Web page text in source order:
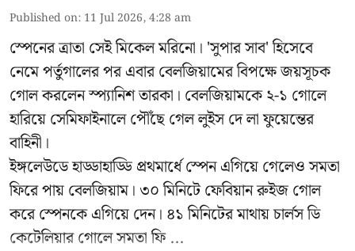
Published on: 11 Jul 2026, 4:28 am
স্পেনের ত্রাতা সেই মিকেল মরিনো। 'সুপার সাব' হিসেবে
নেমে পর্তুগালের পর এবার বেলজিয়ামের বিপক্ষে জয়সূচক
গোল করলেন স্প্যানিশ তারকা। বেলজিয়ামকে ২-১ গোলে
হারিয়ে সেমিফাইনালে পৌঁছে গেল লুইস দে লা ফুয়েন্তের
বাহিনী।
ইঙ্গলেউডে হাড্ডাহাড্ডি প্রথমার্ধে স্পেন এগিয়ে গেলেও সমতা
ফিরে পায় বেলজিয়াম। ৩০ মিনিটে ফেবিয়ান রুইজ গোল
করে স্পেনকে এগিয়ে দেন। ৪১ মিনিটের মাথায় চার্লস ডি
কেটেলিয়ার গোলে সমতা ফি ...